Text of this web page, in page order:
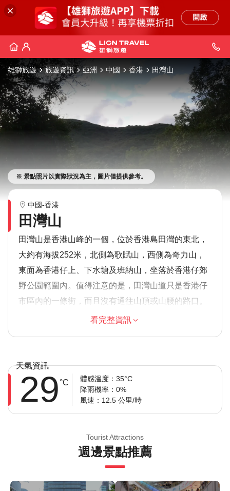
雄獅旅遊 旅遊資訊 亞洲 中國 香港 田灣山
※ 景點照片以實際狀況為主，圖片僅提供參考。
中國-香港
田灣山
田灣山是香港山峰的一個，位於香港島田灣的東北，
大約有海拔252米，北側為歌賦山，西側為奇力山，
東面為香港仔上、下水塘及班納山，坐落於香港仔郊
野公園範圍內。值得注意的是，田灣山道只是香港仔
市區內的一條街，而且沒有通往山頂或山腰的路口。
此旅遊/活動最多 8 位旅客
涉及適量步行；請選擇合適的鞋子
在所有天氣條件下運行；請穿著得體
看完整資訊
天氣資訊
29 °C
體感溫度：35°C
降雨機率：0%
風速：12.5 公里/時
Tourist Attractions
週邊景點推薦